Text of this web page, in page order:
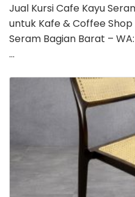
Jual Kursi Cafe Kayu
untuk Kafe & Coffee Shop
Seram Bagian Barat –
…